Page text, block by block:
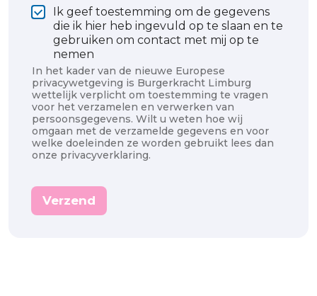
Ik geef toestemming om de gegevens
die ik hier heb ingevuld op te slaan en te
gebruiken om contact met mij op te
nemen
In het kader van de nieuwe Europese
privacywetgeving is Burgerkracht Limburg
wettelijk verplicht om toestemming te vragen
voor het verzamelen en verwerken van
persoonsgegevens. Wilt u weten hoe wij
omgaan met de verzamelde gegevens en voor
welke doeleinden ze worden gebruikt lees dan
onze privacyverklaring.
Verzend